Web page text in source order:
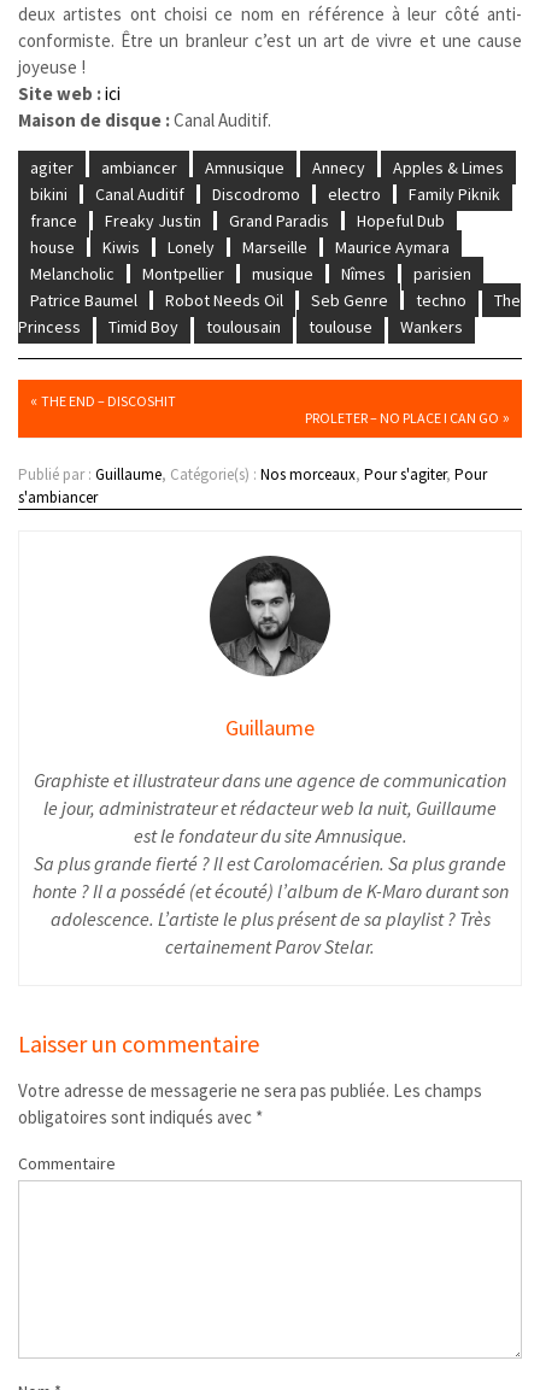
deux artistes ont choisi ce nom en référence à leur côté anti-
conformiste. Être un branleur c’est un art de vivre et une cause
joyeuse !
Site web :ici
Maison de disque :Canal Auditif.
agiter ambiancer Amnusique Annecy
Apples & Limes
bikini
Canal Auditif Discodromo electro
Family Piknik
france
Freaky Justin Grand Paradis
Hopeful Dub
house
Kiwis Lonely Marseille
Maurice Aymara
Melancholic
Montpellier musique Nîmes
parisien
Patrice Baumel
Robot Needs Oil Seb Genre techno
The
Princess
Timid Boy toulousain toulouse Wankers
« THE END – DISCOSHIT
PROLETER – NO PLACE I CAN GO »
Publié par : Guillaume, Catégorie(s) : Nos morceaux, Pour s'agiter, Pour
s'ambiancer
Guillaume
Graphiste et illustrateur dans une agence de communication
le jour, administrateur et rédacteur web la nuit, Guillaume
est le fondateur du site Amnusique.
Sa plus grande fierté ? Il est Carolomacérien. Sa plus grande
honte ? Il a possédé (et écouté) l’album de K-Maro durant son
adolescence. L’artiste le plus présent de sa playlist ? Très
certainement Parov Stelar.
Laisser un commentaire
Votre adresse de messagerie ne sera pas publiée. Les champs
obligatoires sont indiqués avec *
Commentaire